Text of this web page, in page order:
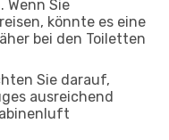
Wenn Sie
könnte es eine
bei den Toiletten
Sie darauf,
ausreichend